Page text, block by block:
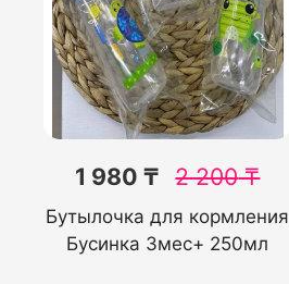
1 980 ₸ 2 200₸
Бутылочка для кормления
Бусинка 3мес+ 250мл